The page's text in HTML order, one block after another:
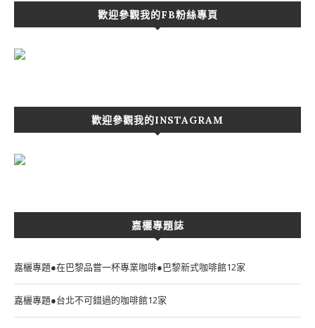
歡迎參觀我的FB粉絲專頁
歡迎參觀我的INSTAGRAM
嘉欐專題誌
嘉欐專題●在巴黎品嘗一杯專業咖啡●巴黎新式咖啡館12家
嘉欐專題●台北不可錯過的咖啡館12家